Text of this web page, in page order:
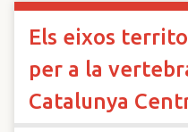
Els eixos
per a la
Catalunya